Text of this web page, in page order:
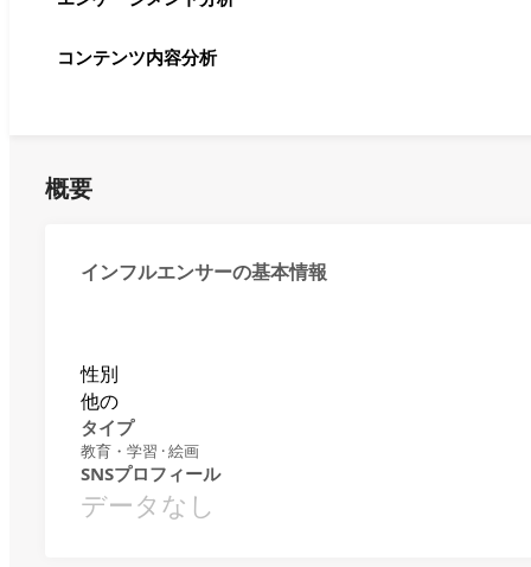
コンテンツ内容分析
概要
インフルエンサーの基本情報
性別
他の
タイプ
教育・学習 · 絵画
SNSプロフィール
データなし